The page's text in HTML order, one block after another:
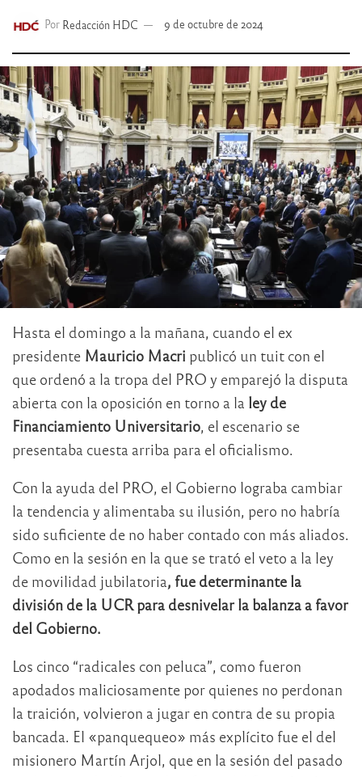
Por Redacción HDC 9 de octubre de 2024
Hasta el domingo a la mañana, cuando el ex
presidente Mauricio Macri publicó un tuit con el
que ordenó a la tropa del PRO y emparejó la disputa
abierta con la oposición en torno a la ley de
Financiamiento Universitario, el escenario se
presentaba cuesta arriba para el oficialismo.
Con la ayuda del PRO, el Gobierno lograba cambiar
la tendencia y alimentaba su ilusión, pero no habría
sido suficiente de no haber contado con más aliados.
Como en la sesión en la que se trató el veto a la ley
de movilidad jubilatoria, fue determinante la
división de la UCR para desnivelar la balanza a favor
del Gobierno.
Los cinco “radicales con peluca”, como fueron
apodados maliciosamente por quienes no perdonan
la traición, volvieron a jugar en contra de su propia
bancada. El «panquequeo» más explícito fue el del
misionero Martín Arjol, que en la sesión del pasado